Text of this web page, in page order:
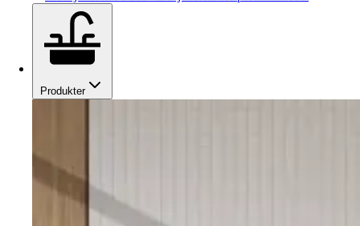
Produkter